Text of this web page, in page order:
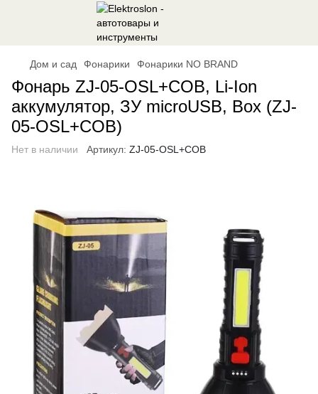
Дом и сад Фонарики Фонарики NO BRAND
Фонарь ZJ-05-OSL+COB, Li-Ion
аккумулятор, ЗУ microUSB, Box (ZJ-
05-OSL+COB)
Нет в наличии Артикул: ZJ-05-OSL+COB